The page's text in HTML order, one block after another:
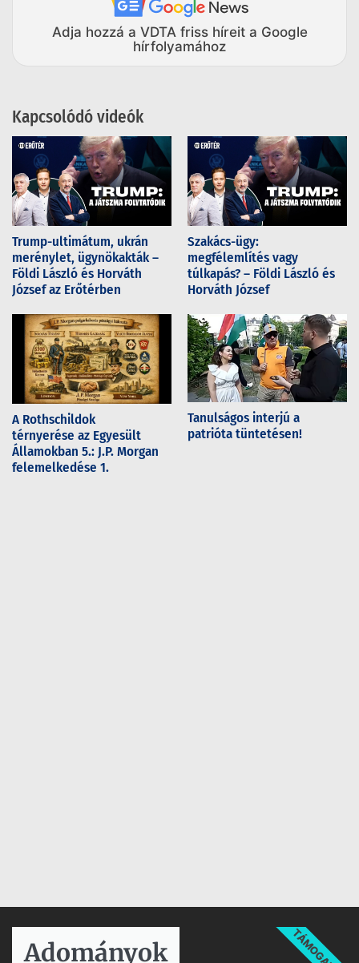
Adja hozzá a VDTA friss híreit a Google
hírfolyamához
Kapcsolódó videók
Trump-ultimátum, ukrán
merénylet, ügynökakták –
Földi László és Horváth
József az Erőtérben
Szakács-ügy:
megfélemlítés vagy
túlkapás? – Földi László és
Horváth József
A Rothschildok
térnyerése az Egyesült
Államokban 5.: J.P. Morgan
felemelkedése 1.
Tanulságos interjú a
patrióta tüntetésen!
Adományok​